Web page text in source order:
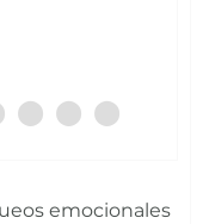
emocionales